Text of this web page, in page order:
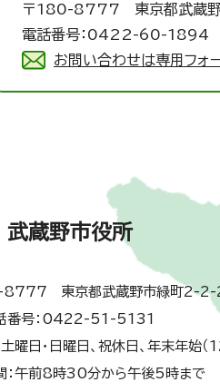
〒180-8777 東京都武蔵
電話番号：0422-60-1894
お問い合わせは専用フォ
武蔵野市役所
8777 東京都武蔵野市緑町2-
番号：0422-51-5131
土曜日・日曜日、祝休日、年末年始
：午前8時30分から午後5時まで